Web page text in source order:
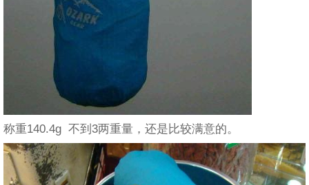
称重140.4g 不到3两重量，还是比较满意的。